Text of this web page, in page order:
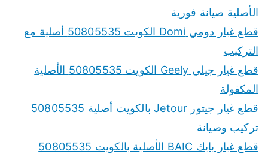
الأصلية صيانة فورية
قطع غيار دومي Domi الكويت 50805535 أصلية مع
التركيب
قطع غيار جيلي Geely الكويت 50805535 الأصلية
المكفولة
قطع غيار جيتور Jetour بالكويت أصلية 50805535
تركيب وصيانة
قطع غيار بايك BAIC الأصلية بالكويت 50805535